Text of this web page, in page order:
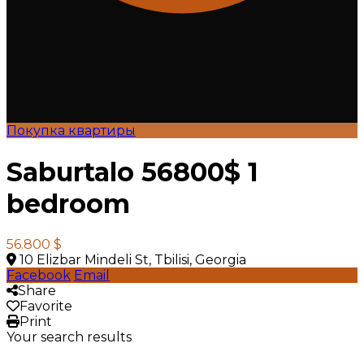
Покупка квартиры
Saburtalo 56800$ 1
bedroom
56.800 $
10 Elizbar Mindeli St, Tbilisi, Georgia
Facebook Email
Share
Favorite
Print
Your search results